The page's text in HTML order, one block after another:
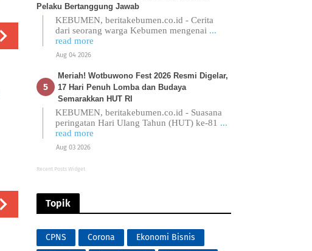
Pelaku Bertanggung Jawab
KEBUMEN, beritakebumen.co.id - Cerita
dari seorang warga Kebumen mengenai ...
read more
Aug 04 2026
Meriah! Wotbuwono Fest 2026 Resmi Digelar,
17 Hari Penuh Lomba dan Budaya
Semarakkan HUT RI
KEBUMEN, beritakebumen.co.id - Suasana
peringatan Hari Ulang Tahun (HUT) ke-81 ...
read more
Aug 03 2026
Recent Posts Widget
Topik
CPNS Corona
Ekonomi Bisnis